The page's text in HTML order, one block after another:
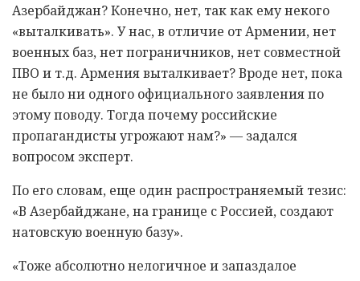
Азербайджан? Конечно, нет, так как ему некого
«выталкивать». У нас, в отличие от Армении, нет
военных баз, нет пограничников, нет совместной
ПВО и т.д. Армения выталкивает? Вроде нет, пока
не было ни одного официального заявления по
этому поводу. Тогда почему российские
пропагандисты угрожают нам?» — задался
вопросом эксперт.
По его словам, еще один распространяемый тезис:
«В Азербайджане, на границе с Россией, создают
натовскую военную базу».
«Тоже абсолютно нелогичное и запаздалое